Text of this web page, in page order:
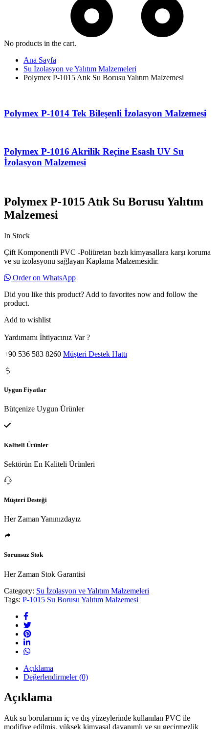
No products in the cart.
Ana Sayfa
Su İzolasyon ve Yalıtım Malzemeleri
Polymex P-1015 Atık Su Borusu Yalıtım Malzemesi
Polymex P-1014 Tek Bileşenli İzolasyon Malzemesi
Polymex P-1016 Akrilik Reçine Esaslı UV Su
İzolasyon Malzemesi
Polymex P-1015 Atık Su Borusu Yalıtım
Malzemesi
In Stock
Çift Komponentli PVC -Poliüretan bazlı kimyasallara karşı koruma
ve su izolasyonu sağlayan Kaplama Malzemesidir.
Order on WhatsApp
Did you like this product? Add to favorites now and follow the
product.
Add to wishlist
Yardımamı İhtiyacınız Var ?
+90 536 583 8260 Müşteri Destek Hattı
Uygun Fiyatlar
Bütçenize Uygun Ürünler
Kaliteli Ürünler
Sektörün En Kaliteli Ürünleri
Müşteri Desteği
Her Zaman Yanınızdayız
Sorunsuz Stok
Her Zaman Stok Garantisi
Category: Su İzolasyon ve Yalıtım Malzemeleri
Tags: P-1015 Su Borusu Yalıtım Malzemesi
Açıklama
Değerlendirmeler (0)
Açıklama
Atık su borularının iç ve dış yüzeylerinde kullanılan PVC ile
modifiye edilmiş, yüksek kimyasal dayanımlı ve su geçirmezlik